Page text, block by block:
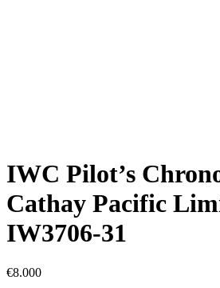
IWC Pilot’s
Cathay Pacific
IW3706-31
€8.000